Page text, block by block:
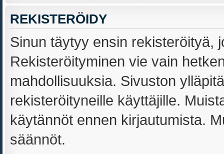
REKISTERÖIDY
Sinun täytyy ensin rekisteröityä,
Rekisteröityminen vie vain
mahdollisuuksia. Sivuston
rekisteröityneille käyttäjille.
käytännöt ennen kirjautumista.
säännöt.